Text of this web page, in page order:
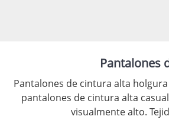
Pantalones
Pantalones de cintura alta
pantalones de cintura alta
visualmente alto.